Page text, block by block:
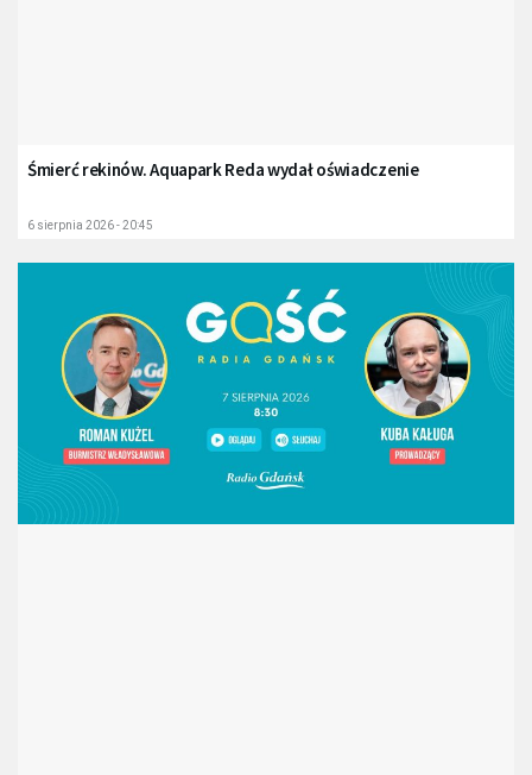
Śmierć rekinów. Aquapark Reda wydał oświadczenie
6 sierpnia 2026 - 20:45